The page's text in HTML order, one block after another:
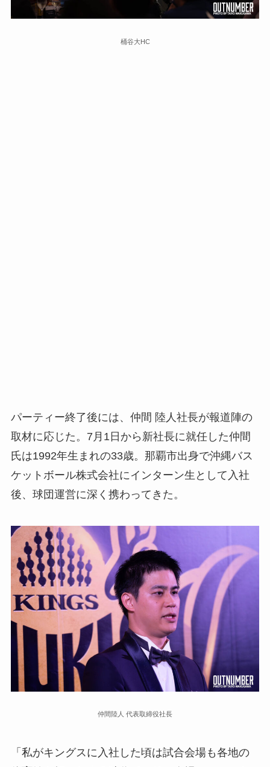
桶谷大HC
パーティー終了後には、仲間 陸人社長が報道陣の
取材に応じた。7月1日から新社長に就任した仲間
氏は1992年生まれの33歳。那覇市出身で沖縄バス
ケットボール株式会社にインターン生として入社
後、球団運営に深く携わってきた。
仲間陸人 代表取締役社長
「私がキングスに入社した頃は試合会場も各地の